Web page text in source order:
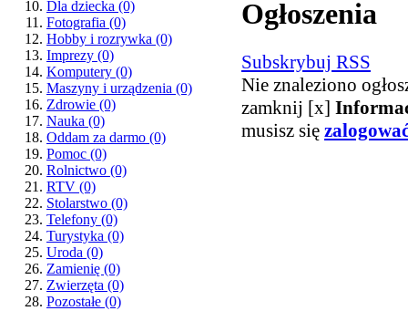
Dla dziecka (0)
Fotografia (0)
Hobby i rozrywka (0)
Imprezy (0)
Komputery (0)
Maszyny i urządzenia (0)
Zdrowie (0)
Nauka (0)
Oddam za darmo (0)
Pomoc (0)
Rolnictwo (0)
RTV (0)
Stolarstwo (0)
Telefony (0)
Turystyka (0)
Uroda (0)
Zamienię (0)
Zwierzęta (0)
Pozostałe (0)
Ogłoszenia
Subskrybuj RSS
Nie znaleziono
zamknij [x]
musisz się